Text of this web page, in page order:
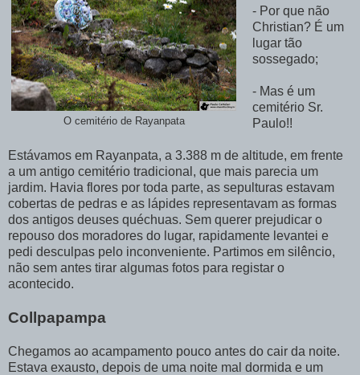
O cemitério de Rayanpata
- Por que não
Christian? É um
lugar tão
sossegado;
- Mas é um
cemitério Sr.
Paulo!!
Estávamos em Rayanpata, a 3.388 m de altitude, em frente
a um antigo cemitério tradicional, que mais parecia um
jardim. Havia flores por toda parte, as sepulturas estavam
cobertas de pedras e as lápides representavam as formas
dos antigos deuses quéchuas. Sem querer prejudicar o
repouso dos moradores do lugar, rapidamente levantei e
pedi desculpas pelo inconveniente. Partimos em silêncio,
não sem antes tirar algumas fotos para registar o
acontecido.
Collpapampa
Chegamos ao acampamento pouco antes do cair da noite.
Estava exausto, depois de uma noite mal dormida e um